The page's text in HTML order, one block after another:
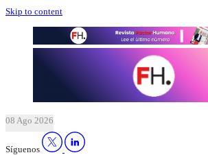
Skip to content
08 Ago 2026
Síguenos